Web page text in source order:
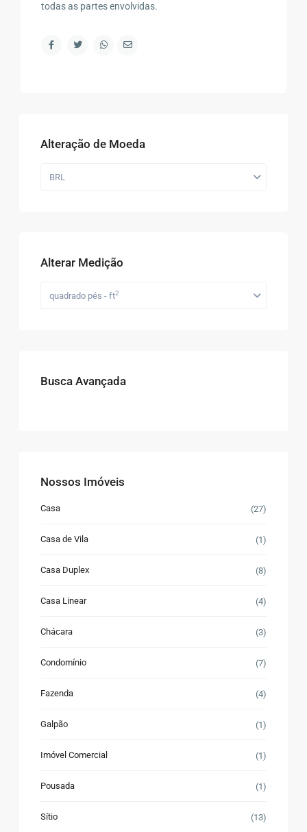
todas as partes envolvidas.
Alteração de Moeda
BRL
Alterar Medição
quadrado pés - ft2
Busca Avançada
Nossos Imóveis
Casa (27)
Casa de Vila (1)
Casa Duplex (8)
Casa Linear (4)
Chácara (3)
Condomínio (7)
Fazenda (4)
Galpão (1)
Imóvel Comercial (1)
Pousada (1)
Sítio (13)